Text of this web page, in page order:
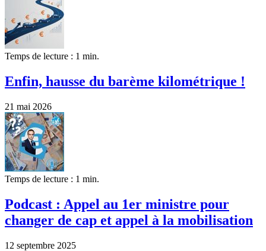
Temps de lecture : 1 min.
Enfin, hausse du barème kilométrique !
21 mai 2026
Temps de lecture : 1 min.
Podcast : Appel au 1er ministre pour
changer de cap et appel à la mobilisation
12 septembre 2025